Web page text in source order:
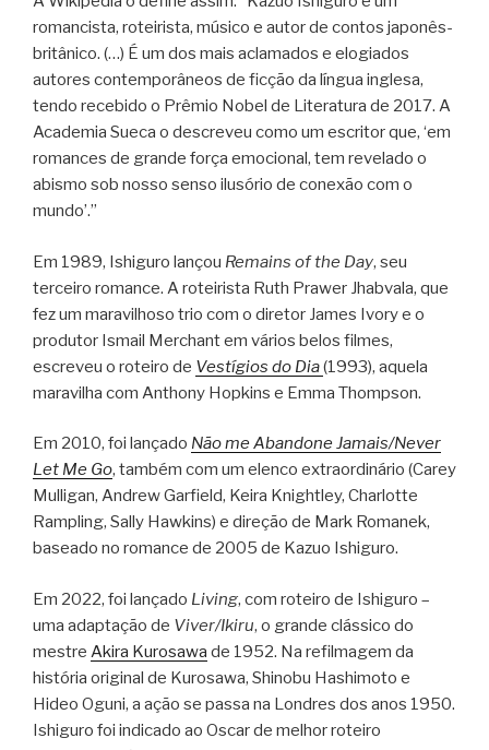
romancista, roteirista, músico e autor de contos japonês-
britânico. (…) É um dos mais aclamados e elogiados
autores contemporâneos de ficção da língua inglesa,
tendo recebido o Prêmio Nobel de Literatura de 2017. A
Academia Sueca o descreveu como um escritor que, ‘em
romances de grande força emocional, tem revelado o
abismo sob nosso senso ilusório de conexão com o
mundo’.”
Em 1989, Ishiguro lançou Remains of the Day, seu
terceiro romance. A roteirista Ruth Prawer Jhabvala, que
fez um maravilhoso trio com o diretor James Ivory e o
produtor Ismail Merchant em vários belos filmes,
escreveu o roteiro de Vestígios do Dia(1993), aquela
maravilha com Anthony Hopkins e Emma Thompson.
Em 2010, foi lançado Não me Abandone Jamais/Never
Let Me Go, também com um elenco extraordinário (Carey
Mulligan, Andrew Garfield, Keira Knightley, Charlotte
Rampling, Sally Hawkins) e direção de Mark Romanek,
baseado no romance de 2005 de Kazuo Ishiguro.
Em 2022, foi lançado Living, com roteiro de Ishiguro –
uma adaptação de Viver/Ikiru, o grande clássico do
mestre Akira Kurosawa de 1952. Na refilmagem da
história original de Kurosawa, Shinobu Hashimoto e
Hideo Oguni, a ação se passa na Londres dos anos 1950.
Ishiguro foi indicado ao Oscar de melhor roteiro